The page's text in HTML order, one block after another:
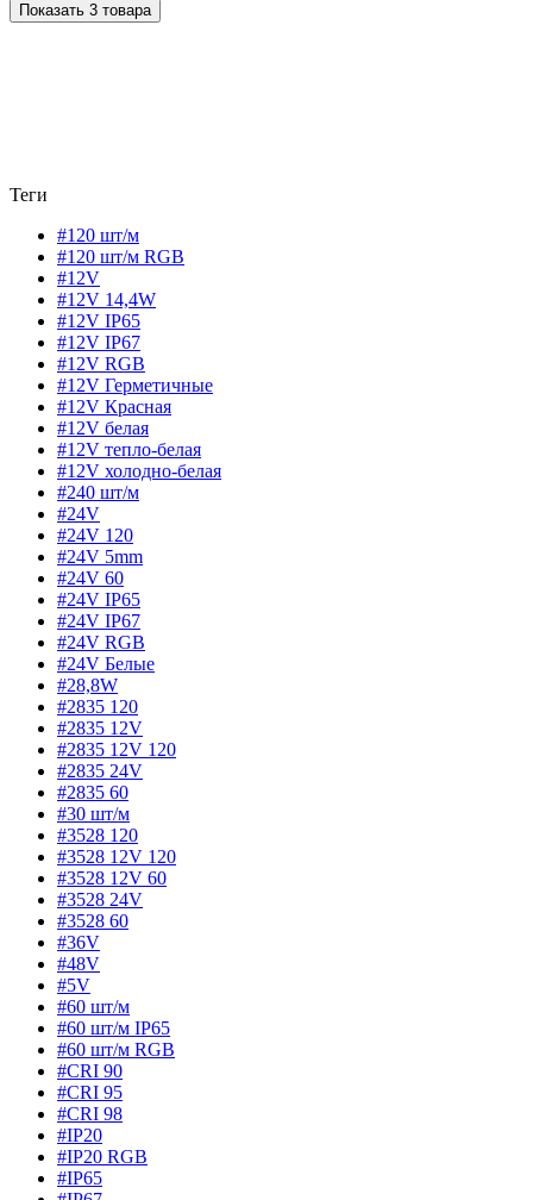
Показать 3 товара
Теги
#120 шт/м
#120 шт/м RGB
#12V
#12V 14,4W
#12V IP65
#12V IP67
#12V RGB
#12V Герметичные
#12V Красная
#12V белая
#12V тепло-белая
#12V холодно-белая
#240 шт/м
#24V
#24V 120
#24V 5mm
#24V 60
#24V IP65
#24V IP67
#24V RGB
#24V Белые
#28,8W
#2835 120
#2835 12V
#2835 12V 120
#2835 24V
#2835 60
#30 шт/м
#3528 120
#3528 12V 120
#3528 12V 60
#3528 24V
#3528 60
#36V
#48V
#5V
#60 шт/м
#60 шт/м IP65
#60 шт/м RGB
#CRI 90
#CRI 95
#CRI 98
#IP20
#IP20 RGB
#IP65